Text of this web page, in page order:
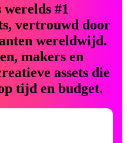
werelds #1
vertrouwd door
wereldwijd.
makers en
assets die
tijd en budget.